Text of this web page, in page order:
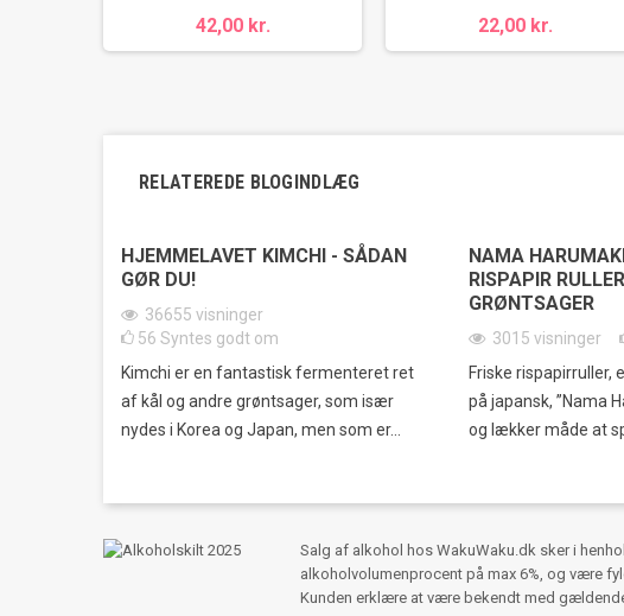
42,00 kr. 22,00 kr.
RELATEREDE BLOGINDLÆG
HJEMMELAVET KIMCHI - SÅDAN
GØR DU!
36655 visninger
56 Syntes godt om
Kimchi er en fantastisk fermenteret ret
af kål og andre grøntsager, som især
nydes i Korea og Japan, men som er...
NAMA
RISPAPIR
GRØNTSAGER
3015 visninger
Friske rispapirruller,
på japansk, ”Nama
og lækker måde at
Salg af alkohol hos WakuWaku.dk sker i
alkoholvolumenprocent på max 6%, og være
Kunden erklære at være bekendt med